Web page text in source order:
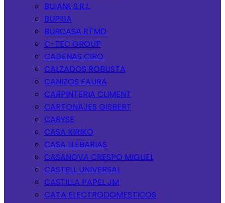
BUIANI, S.R.L.
BUPISA
BURCASA RTMD
C-TEC GROUP
CADENAS CIRO
CALZADOS ROBUSTA
CANIZOS FAURA
CARPINTERIA CLIMENT
CARTONAJES GISBERT
CARYSE
CASA KIRIKO
CASA LLEBARIAS
CASANOVA CRESPO MIGUEL
CASTELL UNIVERSAL
CASTILLA PAPEL JM
CATA ELECTRODOMESTICOS